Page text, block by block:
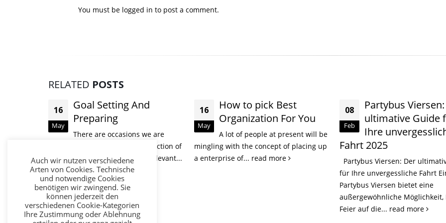
You must be logged in to post a comment.
RELATED POSTS
relevant...
16
May
How to pick Best
Organization For You
A lot of people at present will be
mingling with the concept of placing up
a enterprise of...read more
08
Feb
Partybus Viersen: Der
ultimative Guide für
Ihre unvergessliche
Fahrt 2025
Partybus Viersen: Der ultimative Guide
27
Apr
New Faculty
Writing Support
This is why referrals are
regarded as the main portion of
article. Just as truly adequate
machinists may...read more
Auch wir nutzen verschiedene
Arten von Cookies. Technische
und notwendige Cookies
benötigen wir zwingend. Sie
können jederzeit den
verschiedenen Cookie-Kategorien
Ihre Zustimmung oder Ablehnung